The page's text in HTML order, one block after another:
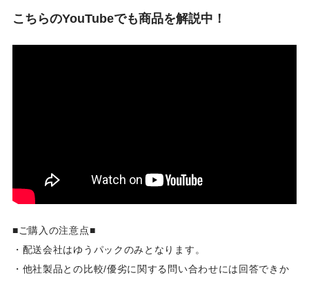
こちらのYouTubeでも商品を解説中！
■ご購入の注意点■
・配送会社はゆうパックのみとなります。
・他社製品との比較/優劣に関する問い合わせには回答できか